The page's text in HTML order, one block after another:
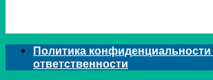
Политика конфиденциальности
ответственности